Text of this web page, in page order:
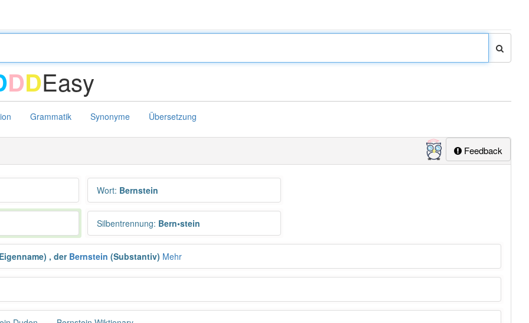
DDEasy
Grammatik Synonyme Übersetzung
Feedback
Wort: Bernstein
Silbentrennung: Bern•stein
, der Bernstein (Substantiv) Mehr